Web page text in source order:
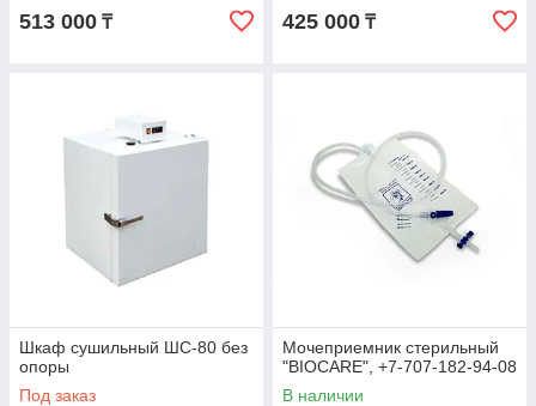
513 000 ₸ 425 000 ₸
Шкаф сушильный ШС-80 без
опоры
Под заказ
Мочеприемник стерильный
"BIOCARE", +7-707-182-94-08
В наличии